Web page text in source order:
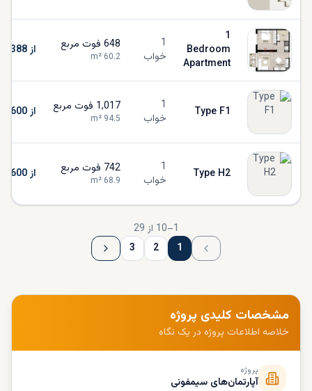
1
Bedroom
Apartment
1
خواب
648 فوت مربع
60.2 از AED 830,388
Type F1
1
خواب
1,017 فوت مربع
94.5 از AED 1,134,600
Type H2
1
خواب
742 فوت مربع
68.9 از AED 1,134,600
1
–
10 از 29
1
2
3
مشخصات کلیدی پروژه
خلاصه اطلاعات پروژه در یک نگاه
پروژه
آپارتمان‌های سیمفونی